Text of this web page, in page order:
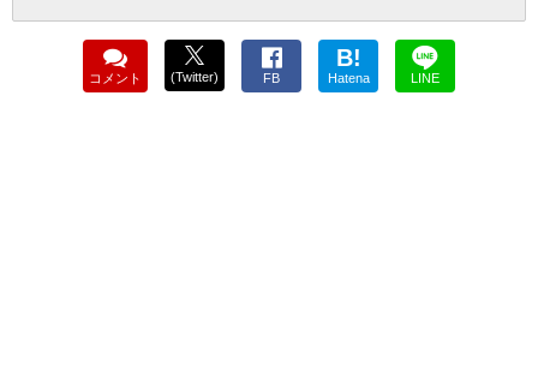
コメント (Twitter) FB
B!
Hatena LINE